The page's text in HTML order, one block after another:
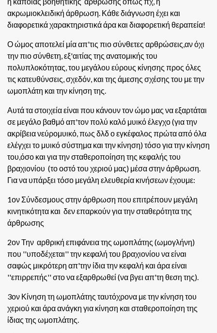
ακρωμιοκλειδική άρθρωση. Κάθε διάγνωση έχει και
διαφορετικά χαρακτηριστικά άρα και διαφορετική θεραπεία!
Ο ώμος αποτελεί μία απ'τις πιο σύνθετες αρθρώσεις,αν όχι
την πιο σύνθετη, εξ'αιτίας της ανατομικής του
πολυπλοκότητας, του μεγάλου εύρους κίνησης προς όλες
τις κατευθύνσεις, σχεδόν, και της άμεσης σχέσης του με την
ωμοπλάτη και την κίνηση της.
Αυτά τα στοιχεία είναι που κάνουν τον ώμο μας να εξαρτάται
σε μεγάλο βαθμό απ'τον πολύ καλό μυικό έλεγχο (για την
ακρίβεια νεύρομυικό, πως δλδ ο εγκέφαλος πρώτα από όλα
ελέγχει το μυικό σύστημα και την κίνηση) τόσο για την κίνηση
του,όσο και για την σταθεροποίηση της κεφαλής του
βραχιονίου (το οστό του χεριού μας) μέσα στην άρθρωση.
Για να υπάρξει τόσο μεγάλη ελευθερία κινήσεων έχουμε:
1ον Σύνδεσμους στην άρθρωση που επιτρέπουν μεγάλη
κινητικότητα και δεν επαρκούν για την σταθερότητα της
άρθρωσης
2ον Την αρθρική επιφάνεια της ωμοπλάτης (ωμογλήνη)
που ''υποδέχεται'' την κεφαλή του βραχιονίου να είναι
σαφώς μικρότερη απ'την ίδια την κεφαλή και άρα είναι
''επιρρεπής'' στο να εξαρθρωθεί (να βγει απ'τη θεση της).
3ον Κίνηση τη ωμοπλάτης ταυτόχρονα με την κίνηση του
χεριού και άρα ανάγκη για κίνηση και σταθεροποίηση της
ίδιας της ωμοπλάτης.